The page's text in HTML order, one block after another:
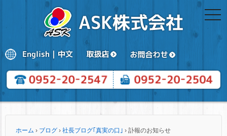
ホーム › ブログ › 社長ブログ｢真実の口｣ › 訃報のお知らせ